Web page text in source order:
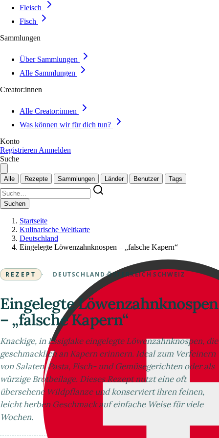
Fleisch
Fisch
Sammlungen
Über Sammlungen
Alle Sammlungen
Creator:innen
Alle Creator:innen
Was können wir für dich tun?
Konto
Registrieren Anmelden
Suche
Alle Rezepte Sammlungen Länder Benutzer Tags
Suchen
Startseite
Kulinarische Weltkarte
Deutschland
Eingelegte Löwenzahnknospen – „falsche Kapern“
REZEPT · DEUTSCHLAND ·ÖSTERREICH ·SCHWEIZ
Eingelegte Löwenzahnknospen
– „falsche Kapern“
Knackige, in Essiglake eingelegte Löwenzahnknospen, die
geschmacklich an Kapern erinnern. Ideal zum Verfeinern
von Salaten, Pasta, Fisch- und Gemüsegerichten oder als
würzige Brotbeilage. Dieses Rezept nutzt eine oft
übersehene Wildpflanze und konserviert ihren feinen,
leicht herben Geschmack auf einfache Weise für viele
Wochen.